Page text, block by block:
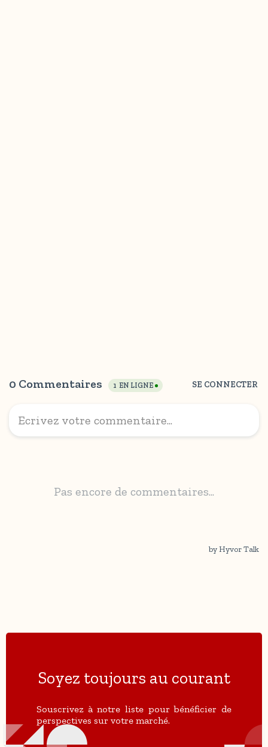
Soyez toujours au courant
Souscrivez à notre liste pour bénéficier de
perspectives sur votre marché.